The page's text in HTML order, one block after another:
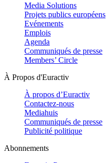
Media Solutions
Projets publics européens
Evénements
Emplois
Agenda
Communiqués de presse
Members’ Circle
À Propos d'Euractiv
À propos d’Euractiv
Contactez-nous
Mediahuis
Communiqués de presse
Publicité politique
Abonnements